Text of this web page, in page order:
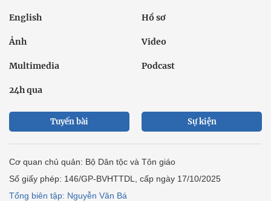
English Hồ sơ
Ảnh Video
Multimedia Podcast
24h qua
Tuyến bài Sự kiện
Cơ quan chủ quản: Bộ Dân tộc và Tôn giáo
Số giấy phép: 146/GP-BVHTTDL, cấp ngày 17/10/2025
Tổng biên tập: Nguyễn Văn Bá